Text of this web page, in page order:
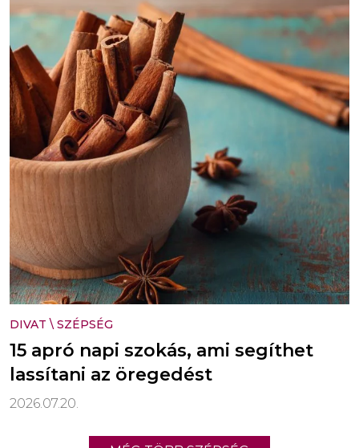
DIVAT \ SZÉPSÉG
15 apró napi szokás, ami segíthet
lassítani az öregedést
2026.07.20.